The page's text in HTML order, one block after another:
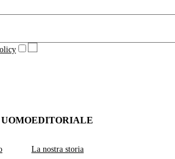
EDITORIALE
La nostra storia